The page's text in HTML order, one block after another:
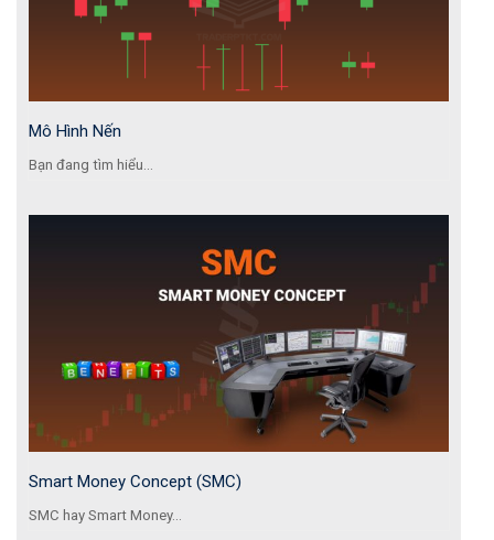
Mô Hình Nến
Bạn đang tìm hiểu...
Smart Money Concept (SMC)
SMC hay Smart Money...